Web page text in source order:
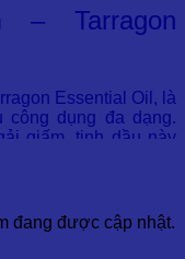
– Tarragon
Essential Oil, là
dụng đa dạng.
giấm, tinh dầu này
cơ, đến việc làm đẹp
trở thành một sản
pháp chăm sóc sức
đang được cập nhật.